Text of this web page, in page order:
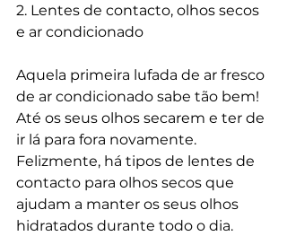
2. Lentes de contacto, olhos secos
e ar condicionado
Aquela primeira lufada de ar fresco
de ar condicionado sabe tão bem!
Até os seus olhos secarem e ter de
ir lá para fora novamente.
Felizmente, há tipos de lentes de
contacto para olhos secos que
ajudam a manter os seus olhos
hidratados durante todo o dia.